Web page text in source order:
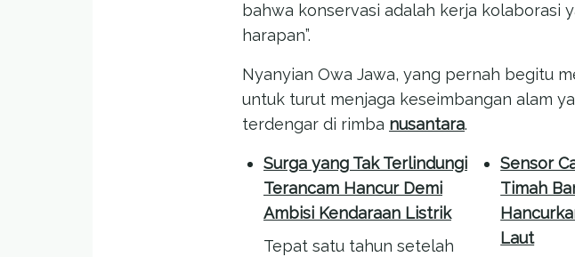
bahwa konservasi adalah kerja kolaborasi
harapan”.
Nyanyian Owa Jawa, yang pernah begitu
untuk turut menjaga keseimbangan alam
terdengar di rimba nusantara.
Surga yang Tak Terlindungi
Terancam Hancur Demi
Ambisi Kendaraan Listrik
Tepat satu tahun setelah
Sensor
Timah
Laut